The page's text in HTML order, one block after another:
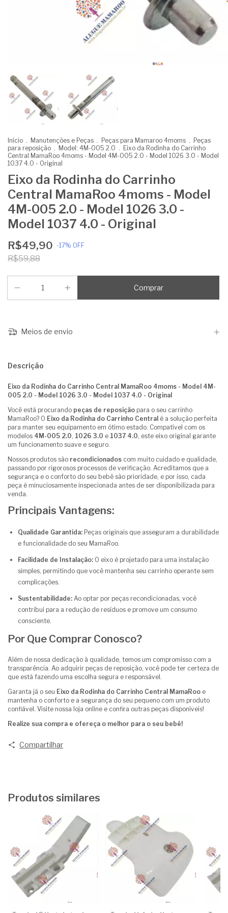
Início . Manutenções e Peças . Peças para Mamaroo 4moms . Peças
para reposição . Model: 4M-005 2.0 . Eixo da Rodinha do Carrinho
Central MamaRoo 4moms - Model 4M-005 2.0 - Model 1026 3.0 - Model
1037 4.0 - Original
Eixo da Rodinha do Carrinho
Central MamaRoo 4moms - Model
4M-005 2.0 - Model 1026 3.0 -
Model 1037 4.0 - Original
R$49,90 -17% OFF
R$59,88
Meios de envio
Descrição
Eixo da Rodinha do Carrinho Central MamaRoo 4moms - Model 4M-
005 2.0 - Model 1026 3.0 - Model 1037 4.0 - Original
Você está procurando peças de reposição para o seu carrinho
MamaRoo? O Eixo da Rodinha do Carrinho Central é a solução perfeita
para manter seu equipamento em ótimo estado. Compatível com os
modelos 4M-005 2.0, 1026 3.0 e 1037 4.0, este eixo original garante
um funcionamento suave e seguro.
Nossos produtos são recondicionados com muito cuidado e qualidade,
passando por rigorosos processos de verificação. Acreditamos que a
segurança e o conforto do seu bebê são prioridade, e por isso, cada
peça é minuciosamente inspecionada antes de ser disponibilizada para
venda.
Principais Vantagens:
Qualidade Garantida: Peças originais que asseguram a durabilidade
e funcionalidade do seu MamaRoo.
Facilidade de Instalação: O eixo é projetado para uma instalação
simples, permitindo que você mantenha seu carrinho operante sem
complicações.
Sustentabilidade: Ao optar por peças recondicionadas, você
contribui para a redução de resíduos e promove um consumo
consciente.
Por Que Comprar Conosco?
Além de nossa dedicação à qualidade, temos um compromisso com a
transparência. Ao adquirir peças de reposição, você pode ter certeza de
que está fazendo uma escolha segura e responsável.
Garanta já o seu Eixo da Rodinha do Carrinho Central MamaRoo e
mantenha o conforto e a segurança do seu pequeno com um produto
confiável. Visite nossa loja online e confira outras peças disponíveis!
Realize sua compra e ofereça o melhor para o seu bebê!
Compartilhar
Produtos similares